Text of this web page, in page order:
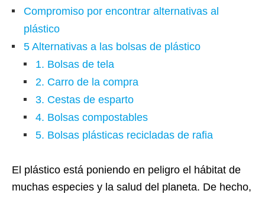
Compromiso por encontrar alternativas al
plástico
5 Alternativas a las bolsas de plástico
1. Bolsas de tela
2. Carro de la compra
3. Cestas de esparto
4. Bolsas compostables
5. Bolsas plásticas recicladas de rafia
El plástico está poniendo en peligro el hábitat de
muchas especies y la salud del planeta. De hecho,